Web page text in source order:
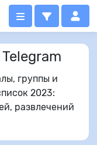
группы и
2023:
развлечений